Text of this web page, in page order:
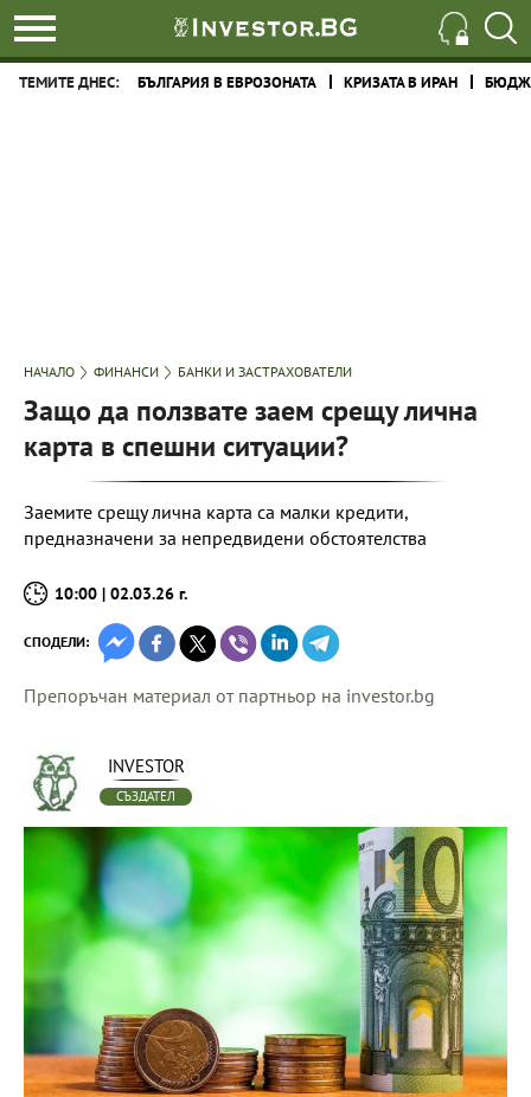
ТЕМИТЕ ДНЕС: БЪЛГАРИЯ В ЕВРОЗОНАТА КРИЗАТА В ИРАН
НАЧАЛО ФИНАНСИ БАНКИ И ЗАСТРАХОВАТЕЛИ
Защо да ползвате заем срещу лична
карта в спешни ситуации?
Заемите срещу лична карта са малки кредити,
предназначени за непредвидени обстоятелства
10:00 | 02.03.26 г.
СПОДЕЛИ:
Препоръчан материал от партньор на investor.bg
INVESTOR
СЪЗДАТЕЛ